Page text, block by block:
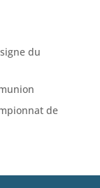
du
de